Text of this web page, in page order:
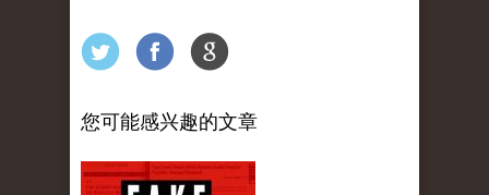
您可能感兴趣的文章